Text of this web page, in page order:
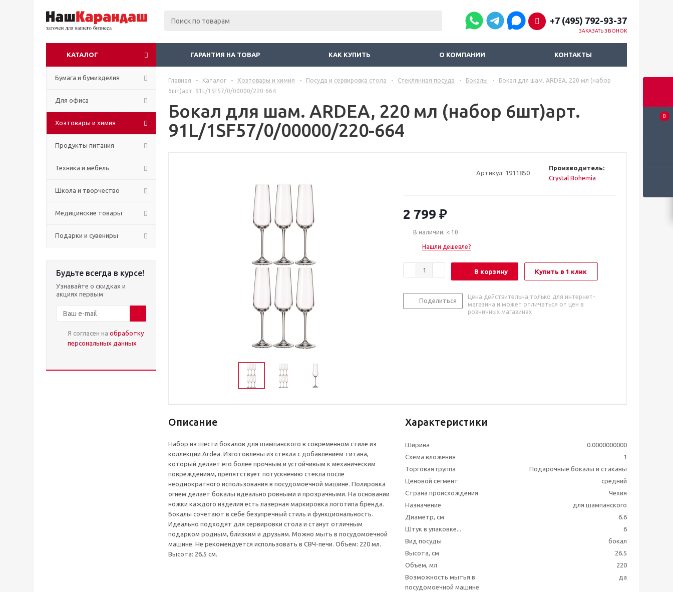
0
+7 (495) 792-93-37
ЗАКАЗАТЬ ЗВОНОК
КАТАЛОГ ГАРАНТИЯ НА ТОВАР КАК КУПИТЬ О КОМПАНИИ КОНТАКТЫ
Бумага и бумизделия
Для офиса
Хозтовары и химия
Продукты питания
Техника и мебель
Школа и творчество
Медицинские товары
Подарки и сувениры
Будьте всегда в курсе!
Узнавайте о скидках и
акциях первым
Я согласен на обработку
персональных данных
Главная - Каталог - Хозтовары и химия - Посуда и сервировка стола - Стеклянная посуда - Бокалы -
Бокал для шам. ARDEA, 220 мл (набор
6шт)арт. 91L/1SF57/0/00000/220-664
Бокал для шам. ARDEA, 220 мл (набор 6шт)арт.
91L/1SF57/0/00000/220-664
Артикул: 1911850
Производитель:
Crystal Bohemia
2 799 ₽
В наличии: < 10
Нашли дешевле?
В корзину Купить в 1 клик
Поделиться
Цена действительна только для интернет-
магазина и может отличаться от цен в
розничных магазинах
Описание
Набор из шести бокалов для шампанского в современном стиле из
коллекции Ardea. Изготовлены из стекла с добавлением титана,
который делает его более прочным и устойчивым к механическим
повреждениям, препятствует потускнению стекла после
неоднократного использования в посудомоечной машине. Полировка
огнем делает бокалы идеально ровными и прозрачными. На основании
ножки каждого изделия есть лазерная маркировка логотипа бренда.
Бокалы сочетают в себе безупречный стиль и функциональность.
Идеально подходят для сервировки стола и станут отличным
подарком родным, близким и друзьям. Можно мыть в посудомоечной
машине. Не рекомендуется использовать в СВЧ-печи. Объем: 220 мл.
Высота: 26.5 см.
Характеристики
Ширина
0.0000000000
Схема вложения
1
Торговая группа
Подарочные бокалы и стаканы
Ценовой сегмент
средний
Страна происхождения
Чехия
Назначение
для шампанского
Диаметр, см
6.6
Штук в упаковке...
6
Вид посуды
бокал
Высота, см
26.5
Объем, мл
220
Возможность мытья в
посудомоечной машине
да